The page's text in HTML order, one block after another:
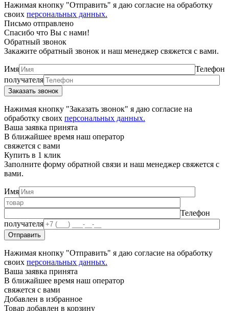
Нажимая кнопку "Отправить" я даю согласие на обработку
своих персональных данных.
Письмо отправлено
Спасибо что Вы с нами!
Обратный звонок
Закажите обратный звонок и наш менеджер свяжется с вами.
Имя
Телефон
получателя
Нажимая кнопку "Заказать звонок" я даю согласие на
обработку своих персональных данных.
Ваша заявка принята
В ближайшее время наш оператор
свяжется с вами
Купить в 1 клик
Заполните форму обратной связи и наш менеджер свяжется с
вами.
Имя
Телефон
получателя
Нажимая кнопку "Отправить" я даю согласие на обработку
своих персональных данных.
Ваша заявка принята
В ближайшее время наш оператор
свяжется с вами
Добавлен в избранное
Товар добавлен в корзину